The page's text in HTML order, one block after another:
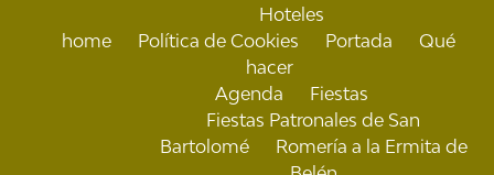
Hoteles
home
Política de Cookies Portada
Qué
hacer
Agenda
Fiestas
Fiestas Patronales de San
Bartolomé
Romería a la Ermita de